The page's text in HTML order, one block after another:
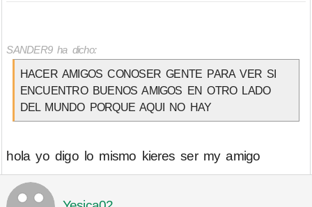
SANDER9 ha dicho:
HACER AMIGOS CONOSER GENTE PARA VER SI
ENCUENTRO BUENOS AMIGOS EN OTRO LADO
DEL MUNDO PORQUE AQUI NO HAY
hola yo digo lo mismo kieres ser my amigo